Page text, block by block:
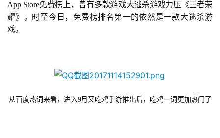
App Store免费榜上，曾有多款游戏大逃杀游戏力压《王者荣
耀》。时至今日，免费榜排名第一的依然是一款大逃杀游
戏。
从百度热词来看，进入9月又吃鸡手游推出后，吃鸡一词更加热门了